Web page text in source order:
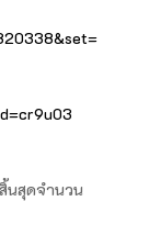
นสุดจำนวน